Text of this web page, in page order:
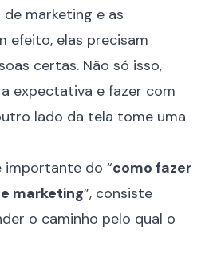
de marketing e as
efeito, elas precisam
certas. Não só isso,
expectativa e fazer com
lado da tela tome uma
importante do “como fazer
marketing”, consiste
o caminho pelo qual o